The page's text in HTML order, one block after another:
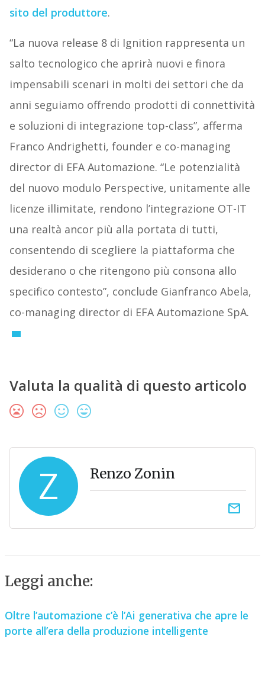
sito del produttore.
“La nuova release 8 di Ignition rappresenta un
salto tecnologico che aprirà nuovi e finora
impensabili scenari in molti dei settori che da
anni seguiamo offrendo prodotti di connettività
e soluzioni di integrazione top-class”, afferma
Franco Andrighetti, founder e co-managing
director di EFA Automazione. “Le potenzialità
del nuovo modulo Perspective, unitamente alle
licenze illimitate, rendono l’integrazione OT-IT
una realtà ancor più alla portata di tutti,
consentendo di scegliere la piattaforma che
desiderano o che ritengono più consona allo
specifico contesto”, conclude Gianfranco Abela,
co-managing director di EFA Automazione SpA.
Valuta la qualità di questo articolo
Z Renzo Zonin
email
Leggi anche:
Oltre l’automazione c’è l’Ai generativa che apre le
porte all’era della produzione intelligente